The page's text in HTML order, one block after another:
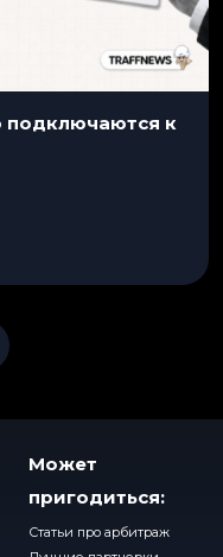
подключаются к
Может
пригодиться:
Статьи про арбитраж